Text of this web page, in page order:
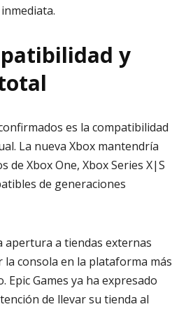
y
es la compatibilidad
La nueva Xbox mantendría
de Xbox One, Xbox Series X|S
de generaciones
apertura a tiendas externas
consola en la plataforma más
Epic Games ya ha expresado
de llevar su tienda al